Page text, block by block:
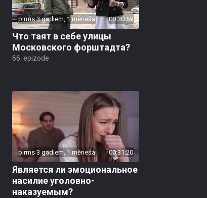
pirms 3 gadiem, 1 mēneša 00:30:59
Что таят в себе улицы
Московского форштадта?
66. epizode
pirms 3 gadiem, 1 mēneša 00:31:20
Является ли эмоциональное
насилие уголовно-
наказуемым?